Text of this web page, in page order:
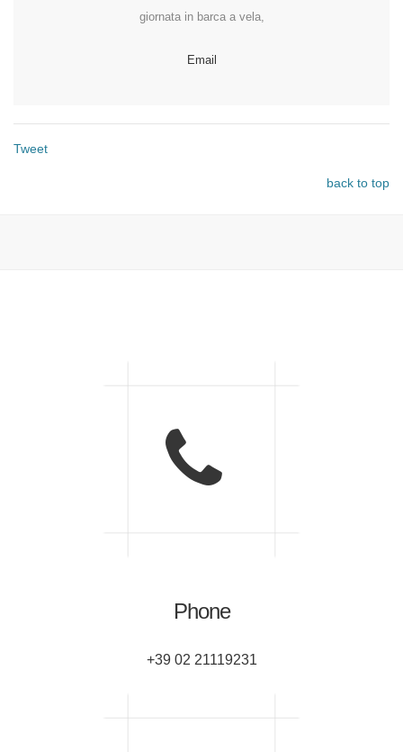
giornata in barca a vela,
Email
Tweet
back to top
Phone
+39 02 21119231